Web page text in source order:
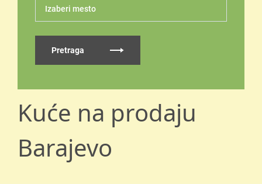
Izaberi mesto
Pretraga
Kuće na prodaju
Barajevo